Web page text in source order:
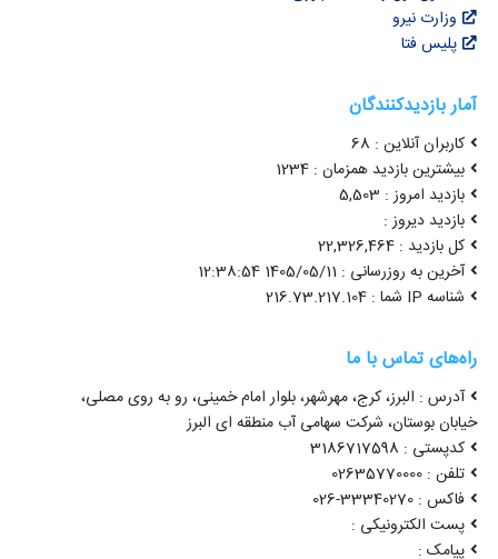
وزارت نیرو
پلیس فتا
آمار بازدیدکنندگان
کاربران آنلاین : 68
بیشترین بازدید همزمان : 1234
بازدید امروز : 5,503
بازدید دیروز :
کل بازدید : 22,326,464
آخرین به روزرسانی : 1405/05/11 12:38:54
شناسه IP شما : 216.73.217.104
راه‌های تماس با ما
آدرس : البرز، کرج، مهرشهر، بلوار امام خمینی، رو به روی مصلی،
خیابان بوستان، شرکت سهامی آب منطقه ای البرز
کدپستی : 3186717598
تلفن : 02635770000
فاکس : 33340270-026
پست الکترونیکی :
پیامک :